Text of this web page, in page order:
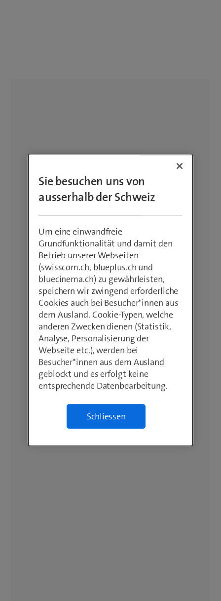
Sie besuchen uns von
ausserhalb der Schweiz
Um eine einwandfreie
Grundfunktionalität und damit den
Betrieb unserer Webseiten
(swisscom.ch, blueplus.ch und
bluecinema.ch) zu gewährleisten,
speichern wir zwingend erforderliche
Cookies auch bei Besucher*innen aus
dem Ausland. Cookie-Typen, welche
anderen Zwecken dienen (Statistik,
Analyse, Personalisierung der
Webseite etc.), werden bei
Besucher*innen aus dem Ausland
geblockt und es erfolgt keine
entsprechende Datenbearbeitung.
Schliessen